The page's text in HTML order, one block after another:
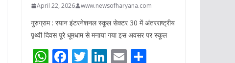
April 22, 2026 www.newsofharyana.com
गुरुग्राम : रयान इंटरनेशनल स्कूल सेक्टर 30 में अंतरराष्ट्रीय
पृथ्वी दिवस पूरे धूमधाम से मनाया गया इस अवसर पर स्कूल
W F T Li E